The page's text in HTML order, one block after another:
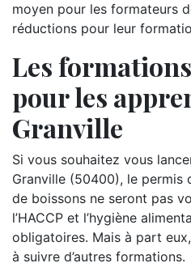
moyen pour les formateurs
réductions pour leur
Les
pour les
Granville
Si vous souhaitez vous
Granville (50400), le permis
de boissons ne seront pas
l’HACCP et l’hygiène
obligatoires. Mais à part
à suivre d’autres formations.